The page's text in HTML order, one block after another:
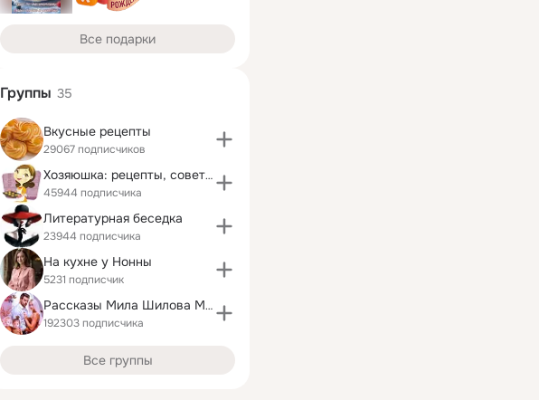
Все подарки
Группы 35
Вкусные рецепты
29067 подписчиков
Хозяюшка: рецепты, советы, секреты
45944 подписчика
Литературная беседка
23944 подписчика
На кухне у Нонны
5231 подписчик
Рассказы Мила Шилова Мил Рэй
192303 подписчика
Все группы